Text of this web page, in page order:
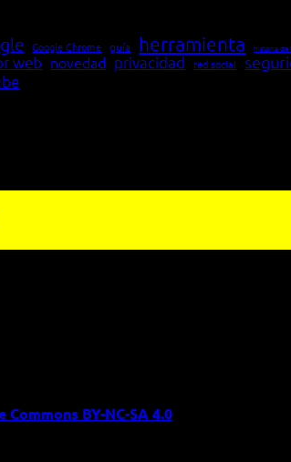
Google Chrome guía herramienta historia de
web novedad privacidad red social
Commons BY-NC-SA 4.0